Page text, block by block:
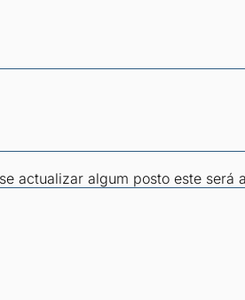
actualizar algum posto este será